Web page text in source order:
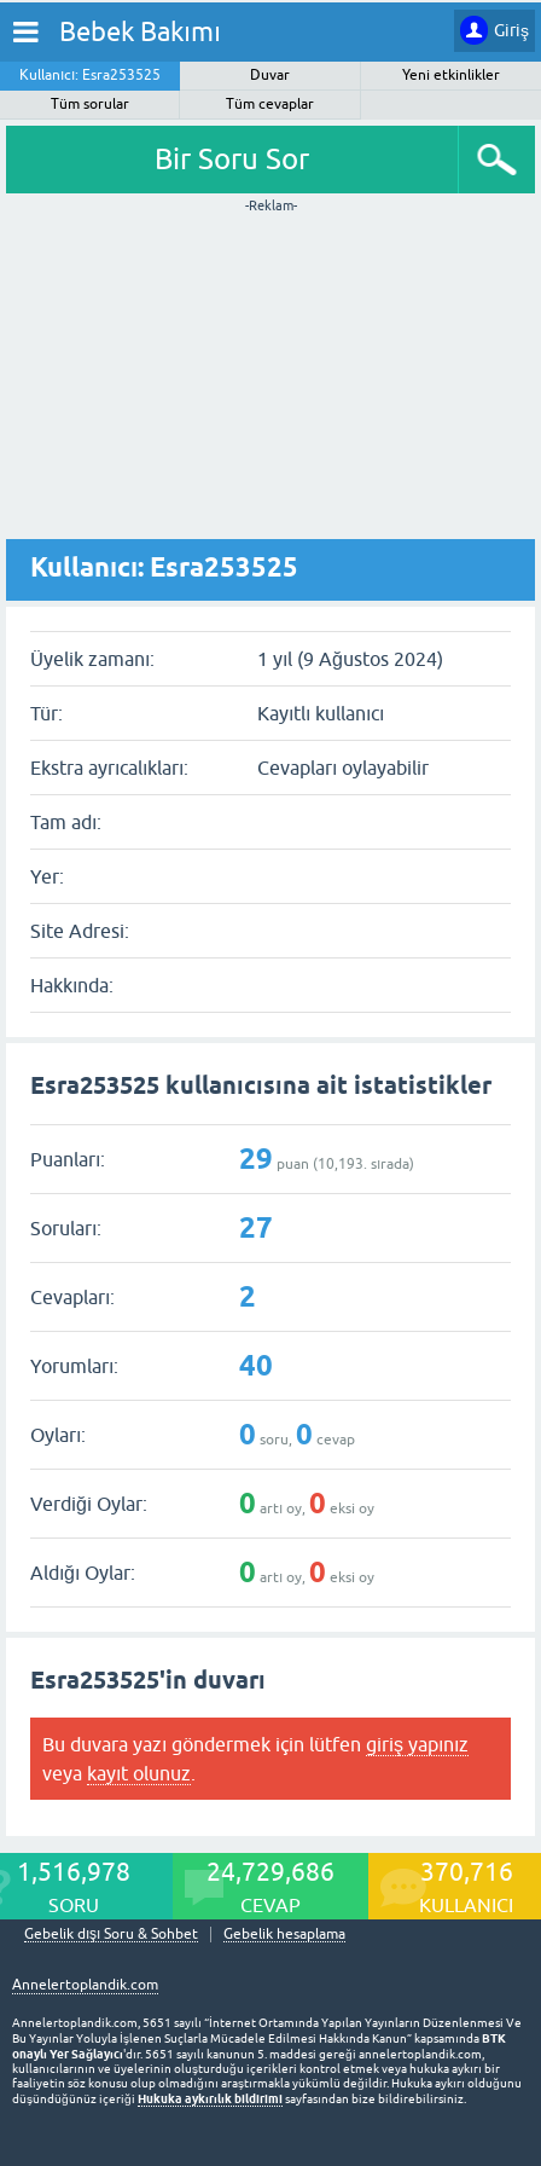
Giriş
Bebek Bakımı
Kullanıcı: Esra253525 Duvar
Yeni etkinlikler
Tüm sorular
Tüm cevaplar
Bir Soru Sor
-Reklam-
Kullanıcı: Esra253525
Üyelik zamanı: 1 yıl (9 Ağustos 2024)
Tür: Kayıtlı kullanıcı
Ekstra ayrıcalıkları: Cevapları oylayabilir
Tam adı:
Yer:
Site Adresi:
Hakkında:
Esra253525 kullanıcısına ait istatistikler
Puanları: 29 puan (10,193 . sırada)
Soruları: 27
Cevapları: 2
Yorumları: 40
Oyları: 0 soru, 0 cevap
Verdiği Oylar: 0 artı oy, 0 eksi oy
Aldığı Oylar: 0 artı oy, 0 eksi oy
Esra253525'in duvarı
Bu duvara yazı göndermek için lütfen giriş yapınız
veya kayıt olunuz
1,516,978
SORU
24,729,686
CEVAP
370,716
KULLANICI
Gebelik dışı Soru & Sohbet Gebelik hesaplama
Annelertoplandik.com
Annelertoplandik.com, 5651 sayılı “İnternet Ortamında Yapılan Yayınların Düzenlenmesi Ve
Bu Yayınlar Yoluyla İşlenen Suçlarla Mücadele Edilmesi Hakkında Kanun” kapsamındaBTK
onaylı Yer Sağlayıcı'dır. 5651 sayılı kanunun 5. maddesi gereği annelertoplandik.com,
kullanıcılarının ve üyelerinin oluşturduğu içerikleri kontrol etmek veya hukuka aykırı bir
faaliyetin söz konusu olup olmadığını araştırmakla yükümlü değildir. Hukuka aykırı olduğunu
düşündüğünüz içeriği Hukuka aykırılık bildirimisayfasından bize bildirebilirsiniz.